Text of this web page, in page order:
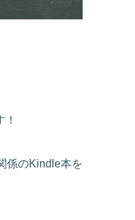
係のKindle本を